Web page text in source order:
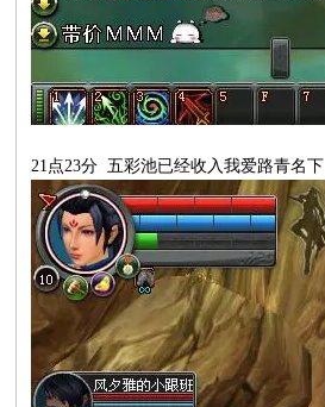
21点23分 五彩池已经收入我爱路青名下